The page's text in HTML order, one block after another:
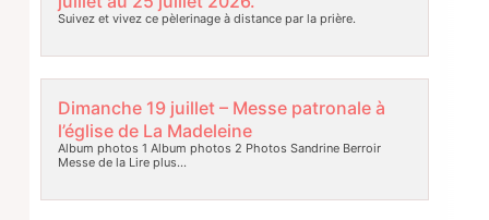
Suivez et vivez ce pèlerinage à distance par la prière.
Dimanche 19 juillet – Messe patronale à
l’église de La Madeleine
Album photos 1 Album photos 2 Photos Sandrine Berroir
Messe de laLire plus…